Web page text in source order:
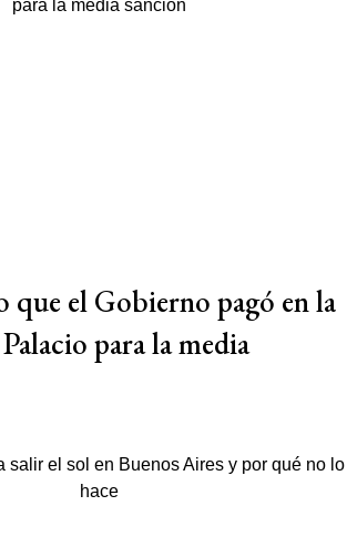
que el Gobierno pagó en la
para la media